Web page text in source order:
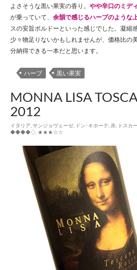
よさそうな黒い果実の香り。 やや辛口のミデ
が乗っていて、 余韻で感じるハーブのような
スの安旨ボルドーといった感じでした。凝縮
少々物足りないかもしれませんが、価格比の
分納得できる一本だと思います。
ハーブ 黒い果実
MONNA LISA
2012
イタリア サンジョヴェーゼ ドン･キホーテ 赤 トスカ
◆◆◆◆◇ ★★★☆☆